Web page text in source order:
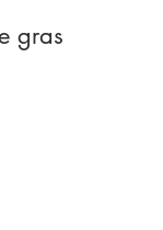
gras